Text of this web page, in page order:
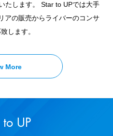
たします。
Star to UPでは大手
アの販売からライバーのコンサ
します。
More
約を受け付けいたします。大手
アの販売からライバーのコンサ
お持ちの方はお気軽にお問い合
More
情報保護方針を定め、個人情報
に個人情報保護の重要性の認識
、個人情報の保護を推進致しま
More
to UP